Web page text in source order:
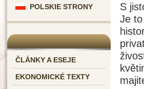
POLSKIE STRONY
ČLÁNKY A ESEJE
EKONOMICKÉ TEXTY
S
Je